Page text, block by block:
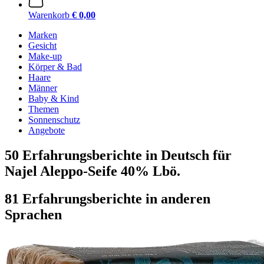
Warenkorb € 0,00
Marken
Gesicht
Make-up
Körper & Bad
Haare
Männer
Baby & Kind
Themen
Sonnenschutz
Angebote
50 Erfahrungsberichte in Deutsch für
Najel Aleppo-Seife 40% Lbö.
81 Erfahrungsberichte in anderen
Sprachen